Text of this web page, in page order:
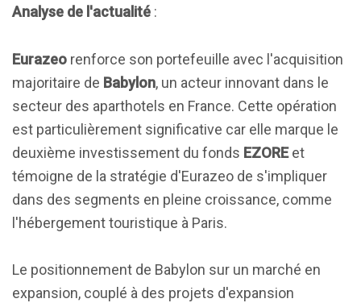
Analyse de l'actualité :
Eurazeo renforce son portefeuille avec l'acquisition
majoritaire de Babylon, un acteur innovant dans le
secteur des aparthotels en France. Cette opération
est particulièrement significative car elle marque le
deuxième investissement du fonds EZOREet
témoigne de la stratégie d'Eurazeo de s'impliquer
dans des segments en pleine croissance, comme
l'hébergement touristique à Paris.
Le positionnement de Babylon sur un marché en
expansion, couplé à des projets d'expansion